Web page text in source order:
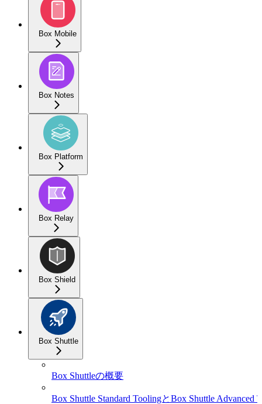
Box Mobile
Box Notes
Box Platform
Box Relay
Box Shield
Box Shuttle
Box Shuttleの概要
Box Shuttle Standard ToolingとBox Shuttle Advanced